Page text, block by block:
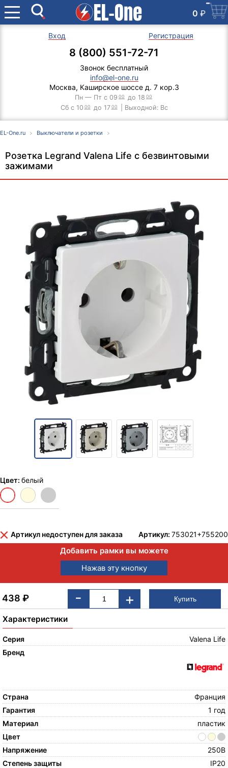
0 ₽
Вход Регистрация
8 (800) 551-72-71
Звонок бесплатный
info@el-one.ru
Москва, Каширское шоссе д. 7 кор.3
Пн — Пт с 09 00 до 18 00
Сб с 10 00 до 17 00 | Выходной: Вс
EL-One.ru Выключатели и розетки
Розетка Legrand Valena Life с безвинтовыми
зажимами
Цвет: белый
Артикул недоступен для заказа Артикул: 753021+755200
Добавить рамки вы можете
Нажав эту кнопку
438₽ - +
Характеристики
Серия
Valena Life
Бренд
Страна
Франция
Гарантия
1 год
Материал
пластик
Цвет
Напряжение
250В
Степень защиты
IP20